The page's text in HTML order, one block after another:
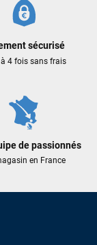
sécurisé
à 4 fois sans frais
de passionnés
en France